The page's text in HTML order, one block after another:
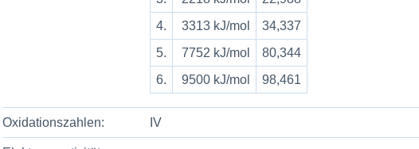
4.
3313 kJ/mol
34,337
5.
7752 kJ/mol
80,344
6.
9500 kJ/mol 98,461
Oxidationszahlen: IV